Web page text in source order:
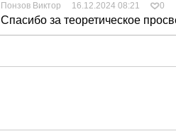
Понзов Виктор 16.12.2024 08:21 0
Спасибо за теоретическое